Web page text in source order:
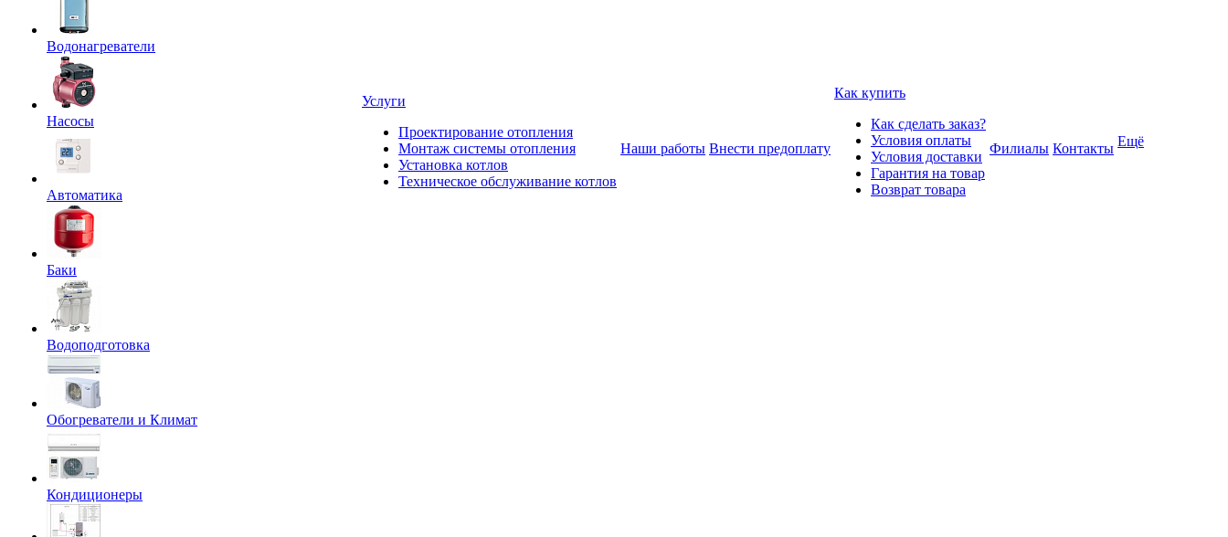
Водонагреватели
Насосы
Автоматика
Баки
Водоподготовка
Обогреватели и Климат
Кондиционеры
Услуги
Проектирование отопления
Монтаж системы отопления
Установка котлов
Техническое обслуживание котлов
Наши работы Внести предоплату
Как купить
Как сделать заказ?
Условия оплаты
Условия доставки
Гарантия на товар
Возврат товара
Филиалы Контакты Ещё